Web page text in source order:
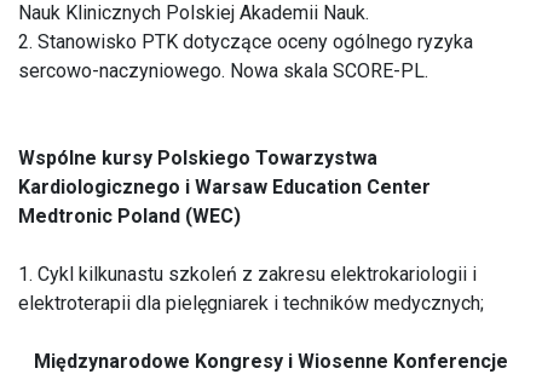
Nauk Klinicznych Polskiej Akademii Nauk.
2. Stanowisko PTK dotyczące oceny ogólnego ryzyka
sercowo-naczyniowego. Nowa skala SCORE-PL.
Wspólne kursy Polskiego Towarzystwa
Kardiologicznego i Warsaw Education Center
Medtronic Poland (WEC)
1. Cykl kilkunastu szkoleń z zakresu elektrokariologii i
elektroterapii dla pielęgniarek i techników medycznych;
Międzynarodowe Kongresy i Wiosenne Konferencje